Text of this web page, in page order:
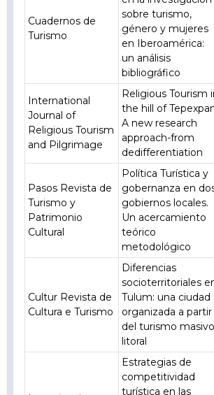
Cuadernos de
Turismo
sobre turismo,
género y mujeres
en Iberoamérica:
un análisis
bibliográfico
International
Journal of
Religious Tourism
and Pilgrimage
Religious Tourism
the hill of
A new research
approach-from
dedifferentiation
Pasos Revista de
Turismo y
Patrimonio
Cultural
Política Turística y
gobernanza en
gobiernos locales.
Un acercamiento
teórico
metodológico
Cultur Revista de
Cultura e Turismo
Diferencias
socioterritoriales
Tulum: una ciudad
organizada a partir
del turismo masivo
litoral
Estrategias de
competitividad
turística en las